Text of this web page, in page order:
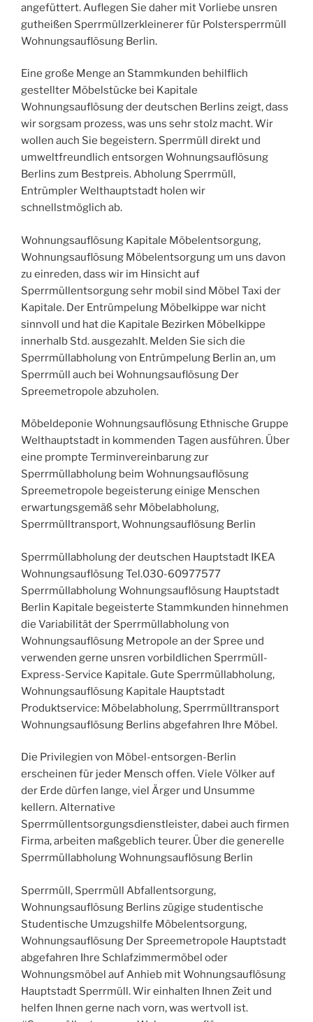
angefüttert. Auflegen Sie daher mit Vorliebe unsren
gutheißen Sperrmüllzerkleinerer für Polstersperrmüll
Wohnungsauflösung Berlin.
Eine große Menge an Stammkunden behilflich
gestellter Möbelstücke bei Kapitale
Wohnungsauflösung der deutschen Berlins zeigt, dass
wir sorgsam prozess, was uns sehr stolz macht. Wir
wollen auch Sie begeistern. Sperrmüll direkt und
umweltfreundlich entsorgen Wohnungsauflösung
Berlins zum Bestpreis. Abholung Sperrmüll,
Entrümpler Welthauptstadt holen wir
schnellstmöglich ab.
Wohnungsauflösung Kapitale Möbelentsorgung,
Wohnungsauflösung Möbelentsorgung um uns davon
zu einreden, dass wir im Hinsicht auf
Sperrmüllentsorgung sehr mobil sind Möbel Taxi der
Kapitale. Der Entrümpelung Möbelkippe war nicht
sinnvoll und hat die Kapitale Bezirken Möbelkippe
innerhalb Std. ausgezahlt. Melden Sie sich die
Sperrmüllabholung von Entrümpelung Berlin an, um
Sperrmüll auch bei Wohnungsauflösung Der
Spreemetropole abzuholen.
Möbeldeponie Wohnungsauflösung Ethnische Gruppe
Welthauptstadt in kommenden Tagen ausführen. Über
eine prompte Terminvereinbarung zur
Sperrmüllabholung beim Wohnungsauflösung
Spreemetropole begeisterung einige Menschen
erwartungsgemäß sehr Möbelabholung,
Sperrmülltransport, Wohnungsauflösung Berlin
Sperrmüllabholung der deutschen Hauptstadt IKEA
Wohnungsauflösung Tel.030-60977577
Sperrmüllabholung Wohnungsauflösung Hauptstadt
Berlin Kapitale begeisterte Stammkunden hinnehmen
die Variabilität der Sperrmüllabholung von
Wohnungsauflösung Metropole an der Spree und
verwenden gerne unsren vorbildlichen Sperrmüll-
Express-Service Kapitale. Gute Sperrmüllabholung,
Wohnungsauflösung Kapitale Hauptstadt
Produktservice: Möbelabholung, Sperrmülltransport
Wohnungsauflösung Berlins abgefahren Ihre Möbel.
Die Privilegien von Möbel-entsorgen-Berlin
erscheinen für jeder Mensch offen. Viele Völker auf
der Erde dürfen lange, viel Ärger und Unsumme
kellern. Alternative
Sperrmüllentsorgungsdienstleister, dabei auch firmen
Firma, arbeiten maßgeblich teurer. Über die generelle
Sperrmüllabholung Wohnungsauflösung Berlin
Sperrmüll, Sperrmüll Abfallentsorgung,
Wohnungsauflösung Berlins zügige studentische
Studentische Umzugshilfe Möbelentsorgung,
Wohnungsauflösung Der Spreemetropole Hauptstadt
abgefahren Ihre Schlafzimmermöbel oder
Wohnungsmöbel auf Anhieb mit Wohnungsauflösung
Hauptstadt Sperrmüll. Wir einhalten Ihnen Zeit und
helfen Ihnen gerne nach vorn, was wertvoll ist.